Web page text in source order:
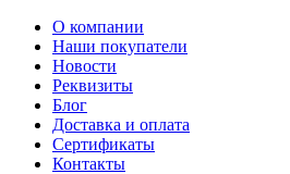
О компании
Наши покупатели
Новости
Реквизиты
Блог
Доставка и оплата
Сертификаты
Контакты